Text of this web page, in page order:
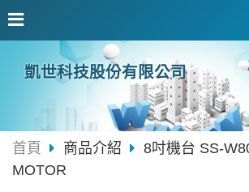
凱世科技股份有限公司
首頁 商品介紹 8吋機台 SS-
MOTOR